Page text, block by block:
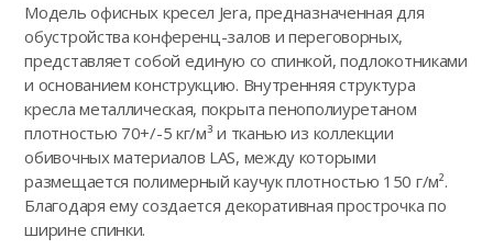
Модель офисных кресел Jera, предназначенная для
обустройства конференц-залов и переговорных,
представляет собой единую со спинкой, подлокотниками
и основанием конструкцию. Внутренняя структура
кресла металлическая, покрыта пенополиуретаном
плотностью 70+/-5 кг/м³ и тканью из коллекции
обивочных материалов LAS, между которыми
размещается полимерный каучук плотностью 150 г/м².
Благодаря ему создается декоративная прострочка по
ширине спинки.